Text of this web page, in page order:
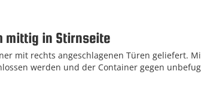
mittig in Stirnseite
mit rechts angeschlagenen Türen geliefert.
werden und der Container gegen